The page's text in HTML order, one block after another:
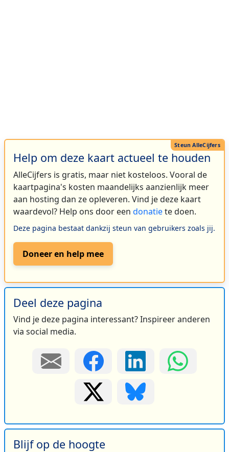
Help om deze kaart actueel te houden
AlleCijfers is gratis, maar niet kosteloos. Vooral de
kaartpagina's kosten maandelijks aanzienlijk meer
aan hosting dan ze opleveren. Vind je deze kaart
waardevol? Help ons door een donatiete doen.
Deze pagina bestaat dankzij steun van gebruikers zoals jij.
Doneer en help mee
Deel deze pagina
Vind je deze pagina interessant? Inspireer anderen
via social media.
Blijf op de hoogte